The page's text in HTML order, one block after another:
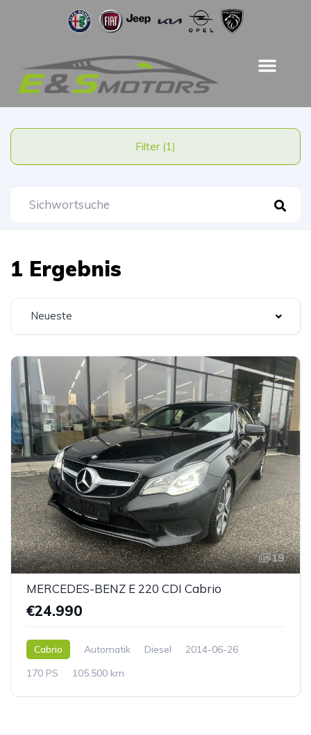
Filter (1)
1 Ergebnis
Neueste
19
MERCEDES-BENZ E 220 CDI Cabrio
€24.990
Cabrio Automatik Diesel
2014-06-26
170 PS
105.500 km